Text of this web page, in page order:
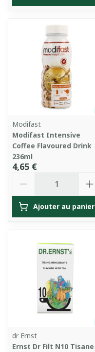
Modifast
Modifast Intensive
Coffee Flavoured Drink
236ml
4,65 €
Ajouter au panier
dr Ernst
Ernst Dr Filt N10 Tisane